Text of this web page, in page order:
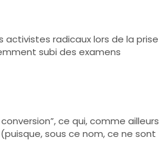
radicaux lors de la prise
subi des examens
ce qui, comme ailleurs
sous ce nom, ce ne sont